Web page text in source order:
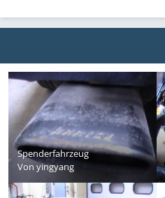
Spenderfahrzeug
Von yingyang